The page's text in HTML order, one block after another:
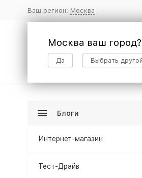
Ваш регион: Москва
Москва ваш город?
Да Выбрать
Блоги
Интернет-магазин
Тест-Драйв